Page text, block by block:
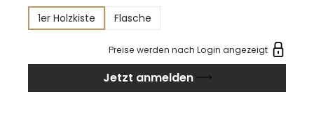
sehr gut dazu.
1er Holzkiste Flasche
Preise werden nach Login angezeigt
Jetzt anmelden